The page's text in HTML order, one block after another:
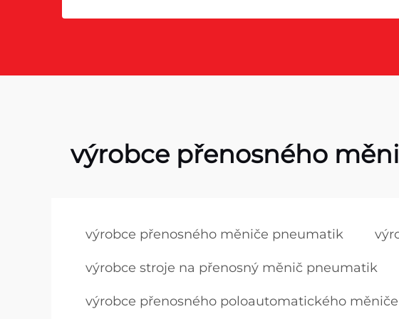
výrobce přenosného
výrobce přenosného měniče pneumatik
výrobce stroje na přenosný měnič pneumatik
výrobce přenosného poloautomatického